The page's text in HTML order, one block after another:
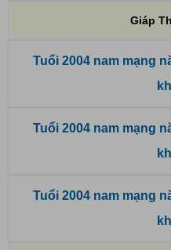
Giáp
Tuổi 2004 nam mạng
Tuổi 2004 nam mạng
Tuổi 2004 nam mạng